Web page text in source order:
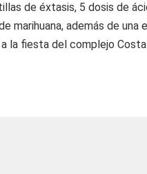
de éxtasis, 5 dosis de
marihuana, además de una
la fiesta del complejo